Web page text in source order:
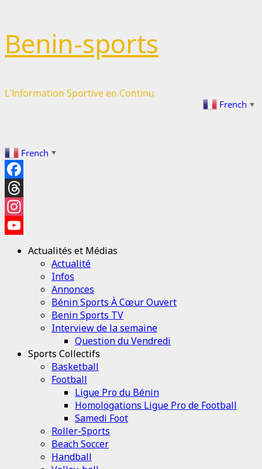
au
contenu
Benin-sports
L'Information Sportive en Continu
French ▼
French ▼
Facebook
Threads
Instagram
YouTube
Channel
Actualités et Médias
Actualité
Infos
Annonces
Bénin Sports À Cœur Ouvert
Benin Sports TV
Interview de la semaine
Question du Vendredi
Sports Collectifs
Basketball
Football
Ligue Pro du Bénin
Homologations Ligue Pro de Football
Samedi Foot
Roller-Sports
Beach Soccer
Handball